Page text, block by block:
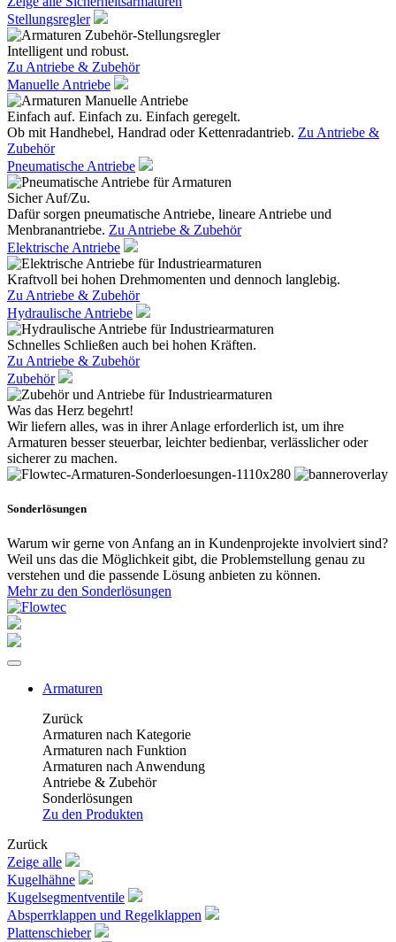
Stellungsregler
Intelligent und robust.
Zu Antriebe & Zubehör
Manuelle Antriebe
Einfach auf. Einfach zu. Einfach geregelt.
Ob mit Handhebel, Handrad oder Kettenradantrieb. Zu Antriebe &
Zubehör
Pneumatische Antriebe
Sicher Auf/Zu.
Dafür sorgen pneumatische Antriebe, lineare Antriebe und
Menbranantriebe. Zu Antriebe & Zubehör
Elektrische Antriebe
Kraftvoll bei hohen Drehmomenten und dennoch langlebig.
Zu Antriebe & Zubehör
Hydraulische Antriebe
Schnelles Schließen auch bei hohen Kräften.
Zu Antriebe & Zubehör
Zubehör
Was das Herz begehrt!
Wir liefern alles, was in ihrer Anlage erforderlich ist, um ihre
Armaturen besser steuerbar, leichter bedienbar, verlässlicher oder
sicherer zu machen.
Sonderlösungen
Warum wir gerne von Anfang an in Kundenprojekte involviert sind?
Weil uns das die Möglichkeit gibt, die Problemstellung genau zu
verstehen und die passende Lösung anbieten zu können.
Mehr zu den Sonderlösungen
Armaturen
Zurück
Armaturen nach Kategorie
Armaturen nach Funktion
Armaturen nach Anwendung
Antriebe & Zubehör
Sonderlösungen
Zu den Produkten
Zurück
Zeige alle
Kugelhähne
Kugelsegmentventile
Absperrklappen und Regelklappen
Plattenschieber